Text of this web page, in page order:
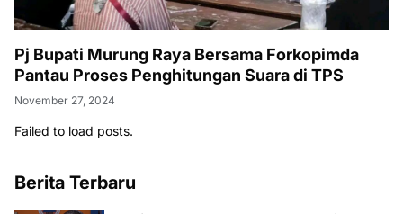
Pj Bupati Murung Raya Bersama Forkopimda
Pantau Proses Penghitungan Suara di TPS
November 27, 2024
Failed to load posts.
Berita Terbaru